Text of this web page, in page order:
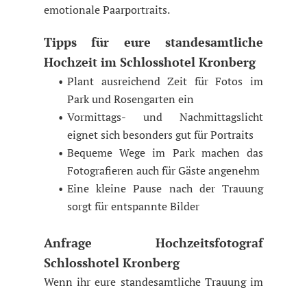
emotionale Paarportraits.
Tipps für eure standesamtliche
Hochzeit im Schlosshotel Kronberg
Plant ausreichend Zeit für Fotos im
Park und Rosengarten ein
Vormittags- und Nachmittagslicht
eignet sich besonders gut für Portraits
Bequeme Wege im Park machen das
Fotografieren auch für Gäste angenehm
Eine kleine Pause nach der Trauung
sorgt für entspannte Bilder
Anfrage Hochzeitsfotograf
Schlosshotel Kronberg
Wenn ihr eure standesamtliche Trauung im